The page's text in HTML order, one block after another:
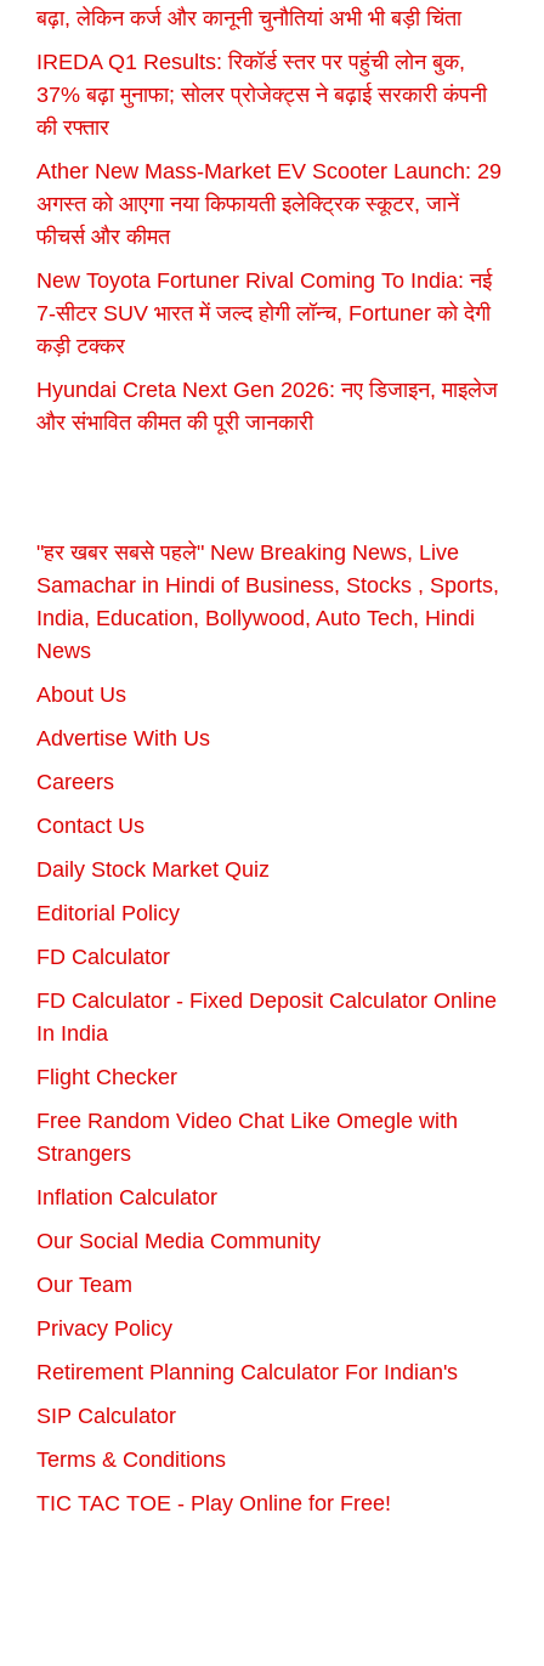
बढ़ा, लेकिन कर्ज और कानूनी चुनौतियां अभी भी बड़ी चिंता
IREDA Q1 Results: रिकॉर्ड स्तर पर पहुंची लोन बुक,
37% बढ़ा मुनाफा; सोलर प्रोजेक्ट्स ने बढ़ाई सरकारी कंपनी
की रफ्तार
Ather New Mass-Market EV Scooter Launch: 29
अगस्त को आएगा नया किफायती इलेक्ट्रिक स्कूटर, जानें
फीचर्स और कीमत
New Toyota Fortuner Rival Coming To India: नई
7-सीटर SUV भारत में जल्द होगी लॉन्च, Fortuner को देगी
कड़ी टक्कर
Hyundai Creta Next Gen 2026: नए डिजाइन, माइलेज
और संभावित कीमत की पूरी जानकारी
"हर खबर सबसे पहले" New Breaking News, Live
Samachar in Hindi of Business, Stocks , Sports,
India, Education, Bollywood, Auto Tech, Hindi
News
About Us
Advertise With Us
Careers
Contact Us
Daily Stock Market Quiz
Editorial Policy
FD Calculator
FD Calculator - Fixed Deposit Calculator Online
In India
Flight Checker
Free Random Video Chat Like Omegle with
Strangers
Inflation Calculator
Our Social Media Community
Our Team
Privacy Policy
Retirement Planning Calculator For Indian's
SIP Calculator
Terms & Conditions
TIC TAC TOE - Play Online for Free!